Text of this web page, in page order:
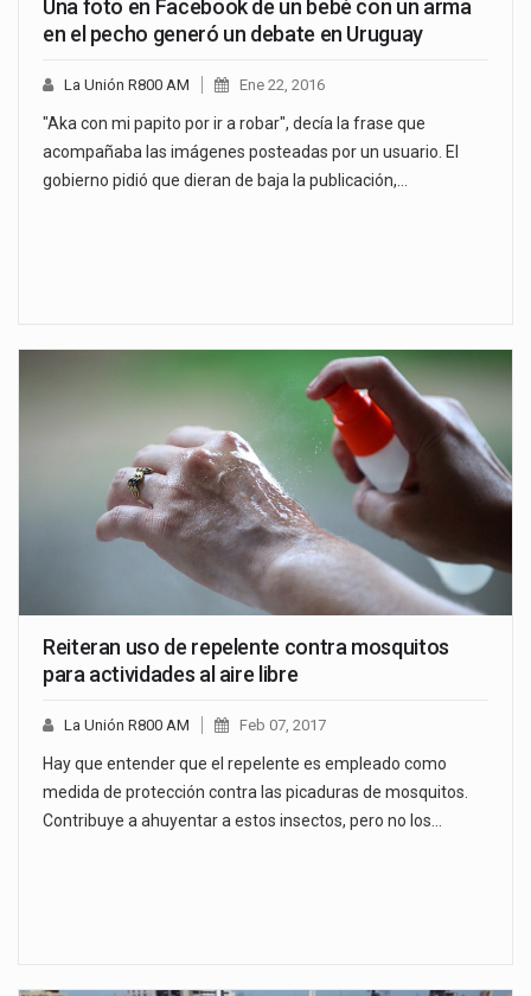
Una foto en Facebook de un bebé con un arma
en el pecho generó un debate en Uruguay
La Unión R800 AM Ene 22, 2016
"Aka con mi papito por ir a robar", decía la frase que
acompañaba las imágenes posteadas por un usuario. El
gobierno pidió que dieran de baja la publicación,…
Reiteran uso de repelente contra mosquitos
para actividades al aire libre
La Unión R800 AM Feb 07, 2017
Hay que entender que el repelente es empleado como
medida de protección contra las picaduras de mosquitos.
Contribuye a ahuyentar a estos insectos, pero no los…